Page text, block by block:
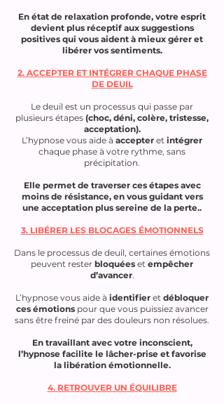
En état de relaxation profonde, votre esprit
devient plus réceptif aux suggestions
positives qui vous aident à mieux gérer et
libérer vos sentiments.
2. ACCEPTER ET INTÉGRER CHAQUE PHASE
DE DEUIL
Le deuil est un processus qui passe par
plusieurs étapes (choc, déni, colère, tristesse,
acceptation).
L’hypnose vous aide à accepter et intégrer
chaque phase à votre rythme, sans
précipitation.
Elle permet de traverser ces étapes avec
moins de résistance, en vous guidant vers
une acceptation plus sereine de la perte..
3. LIBÉRER LES BLOCAGES ÉMOTIONNELS
Dans le processus de deuil, certaines émotions
peuvent rester bloquées et empêcher
d’avancer.
L’hypnose vous aide à identifier et débloquer
ces émotionspour que vous puissiez avancer
sans être freiné par des douleurs non résolues.
En travaillant avec votre inconscient,
l’hypnose facilite le lâcher-prise et favorise
la libération émotionnelle.
4. RETROUVER UN ÉQUILIBRE